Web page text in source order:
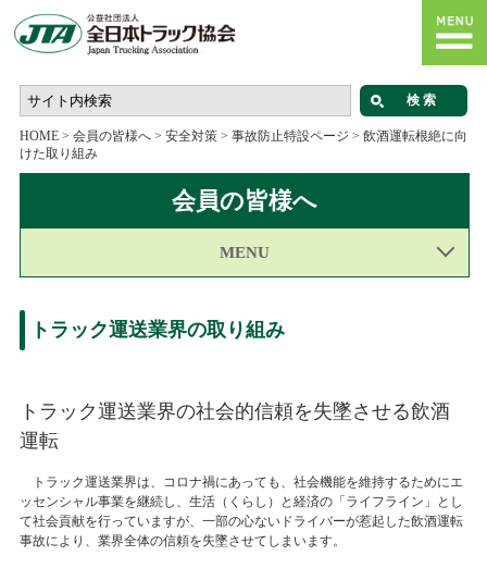
HOME> 会員の皆様へ> 安全対策> 事故防止特設ページ > 飲酒運転根絶に向
けた取り組み
会員の皆様へ
MENU
トラック運送業界の取り組み
トラック運送業界の社会的信頼を失墜させる飲酒
運転
トラック運送業界は、コロナ禍にあっても、社会機能を維持するためにエ
ッセンシャル事業を継続し、生活（くらし）と経済の「ライフライン」とし
て社会貢献を行っていますが、一部の心ないドライバーが惹起した飲酒運転
事故により、業界全体の信頼を失墜させてしまいます。